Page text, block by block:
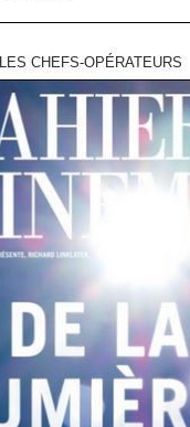
LES CHEFS-OPÉRATEURS